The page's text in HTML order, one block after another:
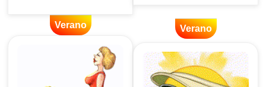
Verano Verano